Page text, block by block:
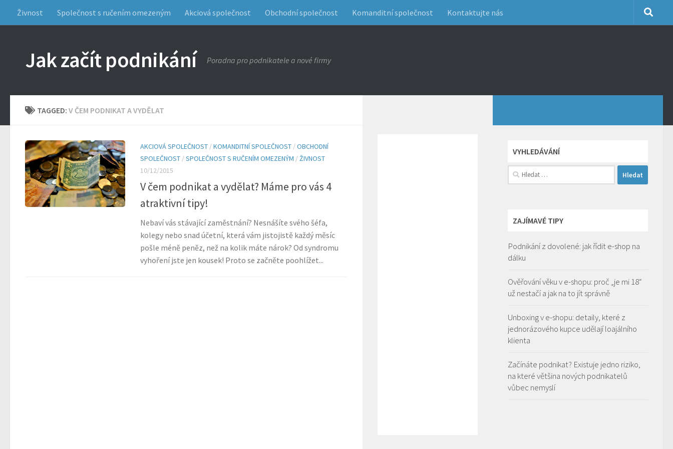
Živnost Společnost s ručením omezeným Akciová společnost Obchodní společnost Komanditní společnost Kontaktujte nás
Jak začít podnikání Poradna pro podnikatele a nové firmy
TAGGED: V ČEM PODNIKAT A VYDĚLAT
AKCIOVÁ SPOLEČNOST /KOMANDITNÍ SPOLEČNOST /OBCHODNÍ
SPOLEČNOST /SPOLEČNOST S RUČENÍM OMEZENÝM /ŽIVNOST
10/12/2015
V čem podnikat a vydělat? Máme pro vás 4
atraktivní tipy!
Nebaví vás stávající zaměstnání? Nesnášíte svého šéfa,
kolegy nebo snad účetní, která vám jistojistě každý měsíc
pošle méně peněz, než na kolik máte nárok? Od syndromu
vyhoření jste jen kousek! Proto se začněte poohlížet...
VYHLEDÁVÁNÍ
Vyhledávání
ZAJÍMAVÉ TIPY
Podnikání z dovolené: jak řídit e-shop na
dálku
Ověřování věku v e-shopu: proč „je mi 18“
už nestačí a jak na to jít správně
Unboxing v e-shopu: detaily, které z
jednorázového kupce udělají loajálního
klienta
Začínáte podnikat? Existuje jedno riziko,
na které většina nových podnikatelů
vůbec nemyslí